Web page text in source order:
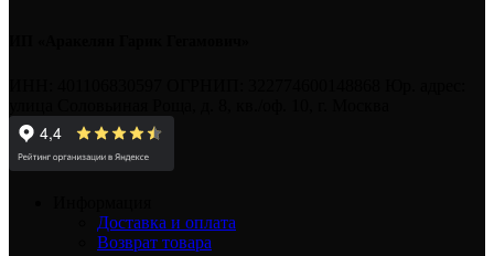
Доставка и оплата
Возврат товара